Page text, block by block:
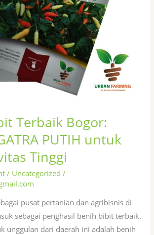
Terbaik Bogor:
PUTIH untuk
Tinggi
/ Uncategorized /
pusat pertanian dan agribisnis di
sebagai penghasil benih bibit terbaik.
unggulan dari daerah ini adalah benih